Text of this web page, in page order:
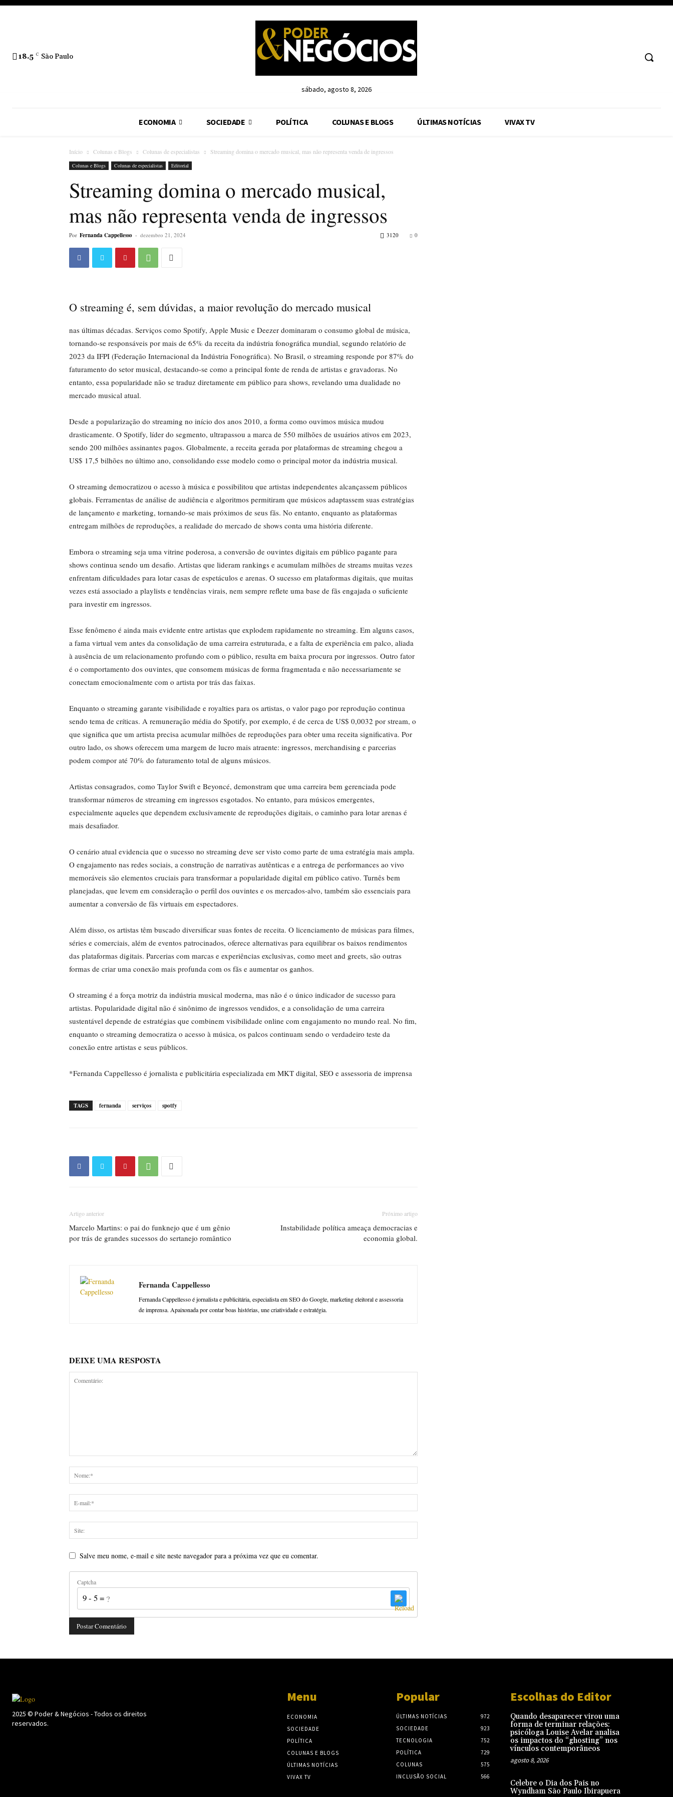
18.5 C São Paulo
sábado, agosto 8, 2026
ECONOMIA SOCIEDADE POLÍTICA COLUNAS E BLOGS ÚLTIMAS NOTÍCIAS VIVAX TV
Início Colunas e Blogs Colunas de especialistas Streaming domina o mercado musical, mas não representa venda de ingressos
Colunas e Blogs Colunas de especialistas Editorial
Streaming domina o mercado musical,
mas não representa venda de ingressos
Por Fernanda Cappellesso - dezembro 21, 2024 0
3120
O streaming é, sem dúvidas, a maior revolução do mercado musical
nas últimas décadas. Serviços como Spotify, Apple Music e Deezer dominaram o consumo global de música,
tornando-se responsáveis por mais de 65% da receita da indústria fonográfica mundial, segundo relatório de
2023 da IFPI (Federação Internacional da Indústria Fonográfica). No Brasil, o streaming responde por 87% do
faturamento do setor musical, destacando-se como a principal fonte de renda de artistas e gravadoras. No
entanto, essa popularidade não se traduz diretamente em público para shows, revelando uma dualidade no
mercado musical atual.
Desde a popularização do streaming no início dos anos 2010, a forma como ouvimos música mudou
drasticamente. O Spotify, líder do segmento, ultrapassou a marca de 550 milhões de usuários ativos em 2023,
sendo 200 milhões assinantes pagos. Globalmente, a receita gerada por plataformas de streaming chegou a
US$ 17,5 bilhões no último ano, consolidando esse modelo como o principal motor da indústria musical.
O streaming democratizou o acesso à música e possibilitou que artistas independentes alcançassem públicos
globais. Ferramentas de análise de audiência e algoritmos permitiram que músicos adaptassem suas estratégias
de lançamento e marketing, tornando-se mais próximos de seus fãs. No entanto, enquanto as plataformas
entregam milhões de reproduções, a realidade do mercado de shows conta uma história diferente.
Embora o streaming seja uma vitrine poderosa, a conversão de ouvintes digitais em público pagante para
shows continua sendo um desafio. Artistas que lideram rankings e acumulam milhões de streams muitas vezes
enfrentam dificuldades para lotar casas de espetáculos e arenas. O sucesso em plataformas digitais, que muitas
vezes está associado a playlists e tendências virais, nem sempre reflete uma base de fãs engajada o suficiente
para investir em ingressos.
Esse fenômeno é ainda mais evidente entre artistas que explodem rapidamente no streaming. Em alguns casos,
a fama virtual vem antes da consolidação de uma carreira estruturada, e a falta de experiência em palco, aliada
à ausência de um relacionamento profundo com o público, resulta em baixa procura por ingressos. Outro fator
é o comportamento dos ouvintes, que consomem músicas de forma fragmentada e não necessariamente se
conectam emocionalmente com o artista por trás das faixas.
Enquanto o streaming garante visibilidade e royalties para os artistas, o valor pago por reprodução continua
sendo tema de críticas. A remuneração média do Spotify, por exemplo, é de cerca de US$ 0,0032 por stream, o
que significa que um artista precisa acumular milhões de reproduções para obter uma receita significativa. Por
outro lado, os shows oferecem uma margem de lucro mais atraente: ingressos, merchandising e parcerias
podem compor até 70% do faturamento total de alguns músicos.
Artistas consagrados, como Taylor Swift e Beyoncé, demonstram que uma carreira bem gerenciada pode
transformar números de streaming em ingressos esgotados. No entanto, para músicos emergentes,
especialmente aqueles que dependem exclusivamente de reproduções digitais, o caminho para lotar arenas é
mais desafiador.
O cenário atual evidencia que o sucesso no streaming deve ser visto como parte de uma estratégia mais ampla.
O engajamento nas redes sociais, a construção de narrativas autênticas e a entrega de performances ao vivo
memoráveis são elementos cruciais para transformar a popularidade digital em público cativo. Turnês bem
planejadas, que levem em consideração o perfil dos ouvintes e os mercados-alvo, também são essenciais para
aumentar a conversão de fãs virtuais em espectadores.
Além disso, os artistas têm buscado diversificar suas fontes de receita. O licenciamento de músicas para filmes,
séries e comerciais, além de eventos patrocinados, oferece alternativas para equilibrar os baixos rendimentos
das plataformas digitais. Parcerias com marcas e experiências exclusivas, como meet and greets, são outras
formas de criar uma conexão mais profunda com os fãs e aumentar os ganhos.
O streaming é a força motriz da indústria musical moderna, mas não é o único indicador de sucesso para
artistas. Popularidade digital não é sinônimo de ingressos vendidos, e a consolidação de uma carreira
sustentável depende de estratégias que combinem visibilidade online com engajamento no mundo real. No fim,
enquanto o streaming democratiza o acesso à música, os palcos continuam sendo o verdadeiro teste da
conexão entre artistas e seus públicos.
*Fernanda Cappellesso é jornalista e publicitária especializada em MKT digital, SEO e assessoria de imprensa
TAGS fernanda serviços spotfy
Artigo anterior
Marcelo Martins: o pai do funknejo que é um gênio
por trás de grandes sucessos do sertanejo romântico
Próximo artigo
Instabilidade política ameaça democracias e
economia global.
Fernanda Cappellesso
Fernanda Cappellesso é jornalista e publicitária, especialista em SEO do Google, marketing eleitoral e assessoria
de imprensa. Apaixonada por contar boas histórias, une criatividade e estratégia.
DEIXE UMA RESPOSTA
Salve meu nome, e-mail e site neste navegador para a próxima vez que eu comentar.
Captcha
9 - 5 = ?
2025 © Poder & Negócios - Todos os direitos
reservados.
Menu
ECONOMIA
SOCIEDADE
POLÍTICA
COLUNAS E BLOGS
ÚLTIMAS NOTÍCIAS
VIVAX TV
Popular
ÚLTIMAS NOTÍCIAS
972
SOCIEDADE
923
TECNOLOGIA
752
POLÍTICA
729
COLUNAS
575
INCLUSÃO SOCIAL
566
Escolhas do Editor
Quando desaparecer virou uma
forma de terminar relações:
psicóloga Louise Avelar analisa
os impactos do “ghosting” nos
vínculos contemporâneos
agosto 8, 2026
Celebre o Dia dos Pais no
Wyndham São Paulo Ibirapuera